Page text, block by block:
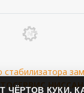
стабилизатора
НИССАН
ЧЁРТОВ КУКИ,